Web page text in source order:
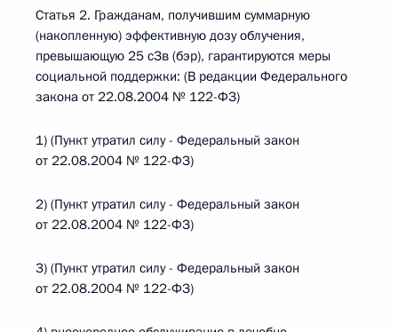
Статья 2. Гражданам, получившим суммарную
(накопленную) эффективную дозу облучения,
превышающую 25 сЗв (бэр), гарантируются меры
социальной поддержки: (В редакции Федерального
закона от 22.08.2004 № 122-ФЗ)
1) (Пункт утратил силу - Федеральный закон
от 22.08.2004 № 122-ФЗ)
2) (Пункт утратил силу - Федеральный закон
от 22.08.2004 № 122-ФЗ)
3) (Пункт утратил силу - Федеральный закон
от 22.08.2004 № 122-ФЗ)